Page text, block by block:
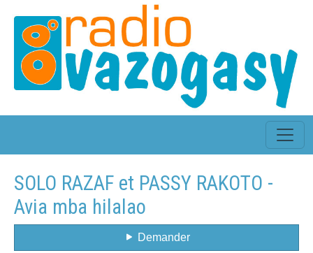
SOLO RAZAF et PASSY RAKOTO -
Avia mba hilalao
Demander